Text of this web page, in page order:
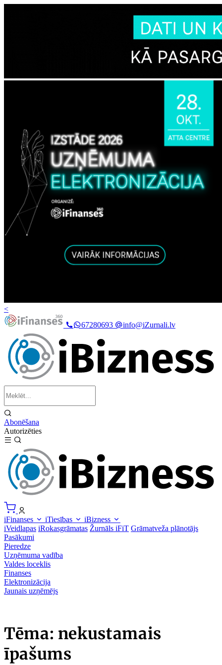
<
67280693
info@iZurnali.lv
Abonēšana
Autorizēties
iFinanses iTiesības
iBizness
iVeidlapas iRokasgrāmatas Žurnāls iFiT Grāmatveža plānotājs
Pasākumi
Pieredze
Uzņēmuma vadība
Valdes loceklis
Finanses
Elektronizācija
Jaunais uzņēmējs
Tēma: nekustamais
īpašums